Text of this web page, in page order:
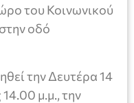
του Κοινωνικού
οδό
την Δευτέρα 14
μ.μ., την